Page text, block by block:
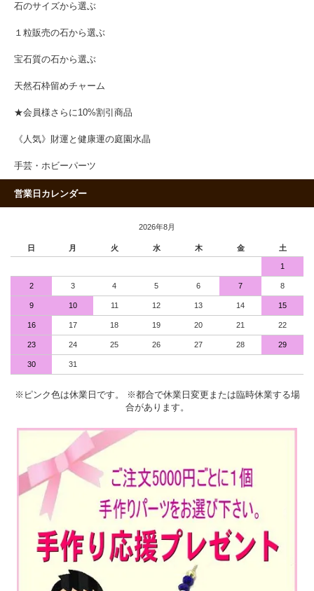
石のサイズから選ぶ
１粒販売の石から選ぶ
宝石質の石から選ぶ
天然石枠留めチャーム
★会員様さらに10%割引商品
《人気》財運と健康運の庭園水晶
手芸・ホビーパーツ
営業日カレンダー
2026年8月
日 月 火 水 木 金 土
1
2 3 4 5 6 7 8
9 10 11 12 13 14 15
16 17 18 19 20 21 22
23 24 25 26 27 28 29
30 31
※ピンク色は休業日です。 ※都合で休業日変更または臨時休業する場
合があります。